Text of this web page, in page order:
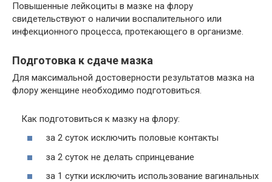
Повышенные лейкоциты в мазке на флору
свидетельствуют о наличии воспалительного или
инфекционного процесса, протекающего в организме.
Подготовка к сдаче мазка
Для максимальной достоверности результатов мазка на
флору женщине необходимо подготовиться.
Как подготовиться к мазку на флору:
за 2 суток исключить половые контакты
за 2 суток не делать спринцевание
за 1 сутки исключить использование вагинальных